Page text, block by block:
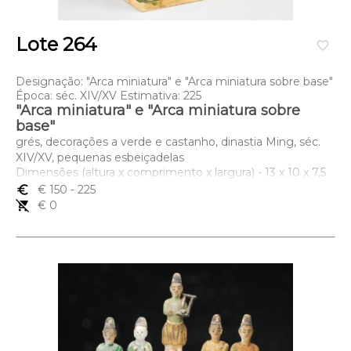
favorite_border
Lote 264
Designação: "Arca miniatura" e "Arca miniatura sobre base"
Época: séc. XIV/XV Estimativa: 225
"Arca miniatura" e "Arca miniatura sobre
base"
grés, decorações a verde e castanho, dinastia Ming, séc.
XIV/XV, pequenas esbeiçadelas
Dimensões (altura x comprimento x largura) - 13 x 10 x 7,5
(a maior) cm
euro_symbol € 150 - 225
remove_shopping_cart
€ 0